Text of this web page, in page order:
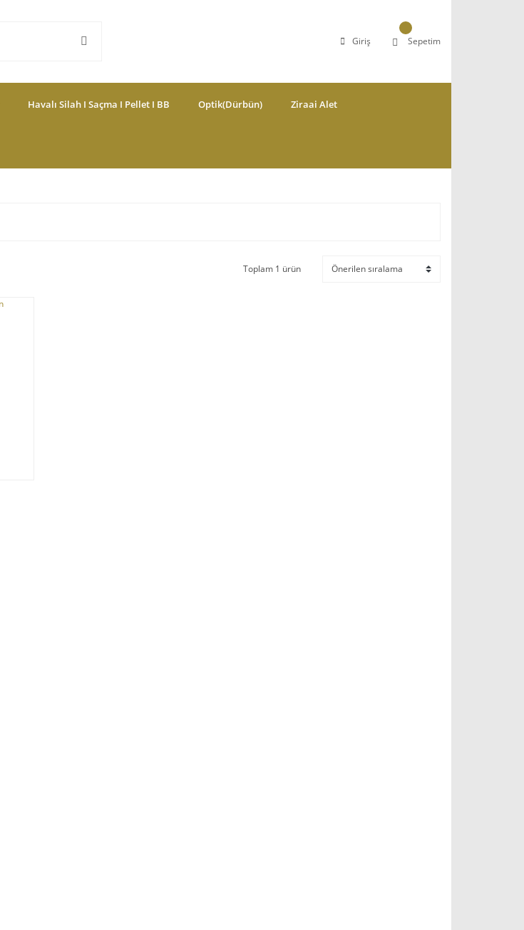
Giriş Sepetim
Havalı Silah I Saçma I Pellet I BB Optik(Dürbün) Ziraai Alet
Toplam 1 ürün